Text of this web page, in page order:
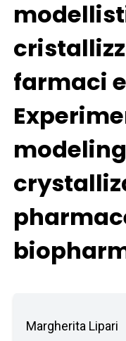
farmaci
Margherita Lipari